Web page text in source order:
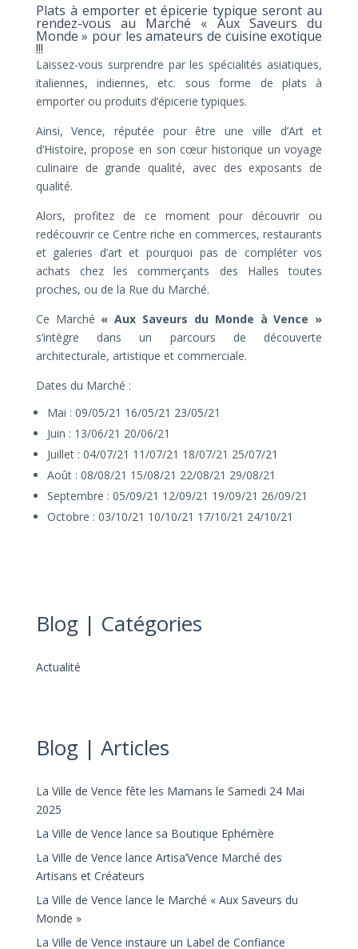
Plats à emporter et épicerie typique seront au
rendez-vous au Marché « Aux Saveurs du
Monde » pour les amateurs de cuisine exotique
!!!
Laissez-vous surprendre par les spécialités asiatiques,
italiennes, indiennes, etc. sous forme de plats à
emporter ou produits d’épicerie typiques.
Ainsi, Vence, réputée pour être une ville d’Art et
d’Histoire, propose en son cœur historique un voyage
culinaire de grande qualité, avec des exposants de
qualité.
Alors, profitez de ce moment pour découvrir ou
redécouvrir ce Centre riche en commerces, restaurants
et galeries d’art et pourquoi pas de compléter vos
achats chez les commerçants des Halles toutes
proches, ou de la Rue du Marché.
Ce Marché « Aux Saveurs du Monde à Vence »
s’intègre dans un parcours de découverte
architecturale, artistique et commerciale.
Dates du Marché :
Mai : 09/05/21 16/05/21 23/05/21
Juin : 13/06/21 20/06/21
Juillet : 04/07/21 11/07/21 18/07/21 25/07/21
Août : 08/08/21 15/08/21 22/08/21 29/08/21
Septembre : 05/09/21 12/09/21 19/09/21 26/09/21
Octobre : 03/10/21 10/10/21 17/10/21 24/10/21
Blog | Catégories
Actualité
Blog | Articles
La Ville de Vence fête les Mamans le Samedi 24 Mai
2025
La Ville de Vence lance sa Boutique Ephémère
La Ville de Vence lance Artisa’Vence Marché des
Artisans et Créateurs
La Ville de Vence lance le Marché « Aux Saveurs du
Monde »
La Ville de Vence instaure un Label de Confiance